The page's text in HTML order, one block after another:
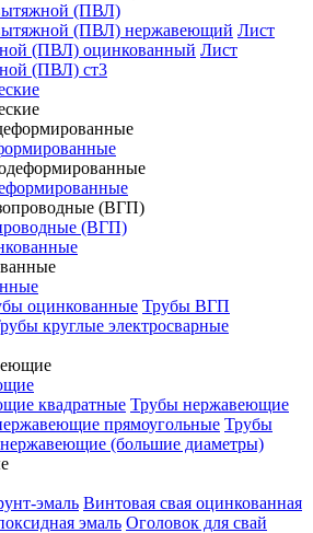
(ПВЛ)
(ПВЛ) нержавеющий Лист
(ПВЛ) оцинкованный Лист
(ПВЛ) ст3
(ВГП)
оцинкованные Трубы ВГП
круглые электросварные
квадратные Трубы нержавеющие
прямоугольные Трубы
нержавеющие (большие диаметры)
эмаль Винтовая свая оцинкованная
эмаль Оголовок для свай